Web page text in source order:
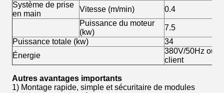
Système de prise
en main
Vitesse (m/min)
0.4
Puissance du moteur
(kw)
7.5
Puissance totale (kw)
34
Énergie
380V/50Hz ou
client
Autres avantages importants
1) Montage rapide, simple et sécuritaire de modules